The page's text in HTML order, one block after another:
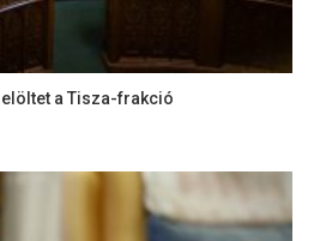
a Tisza-frakció